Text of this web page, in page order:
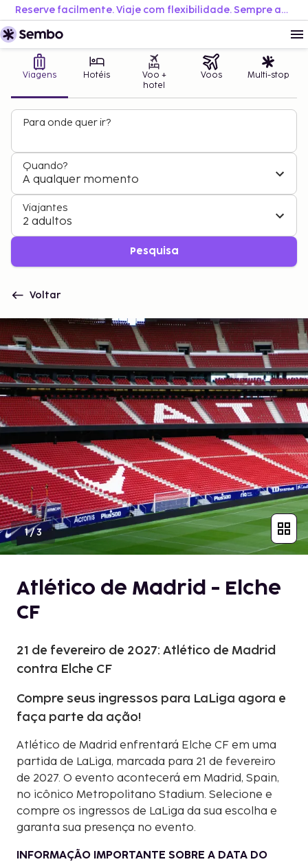
Reserve facilmente. Viaje com flexibilidade. Sempre ao melhor preço.
Viagens Hotéis
Voo +
hotel
Voos Multi-stop
Para onde quer ir?
Quando?
A qualquer momento
Viajantes
2 adultos
Pesquisa
Voltar
1/3
Atlético de Madrid - Elche
CF
21 de fevereiro de 2027: Atlético de Madrid
contra Elche CF
Compre seus ingressos para LaLiga agora e
faça parte da ação!
Atlético de Madrid enfrentará Elche CF em uma
partida de LaLiga, marcada para 21 de fevereiro
de 2027. O evento acontecerá em Madrid, Spain,
no icônico Metropolitano Stadium. Selecione e
compre os ingressos de LaLiga da sua escolha e
garanta sua presença no evento.
INFORMAÇÃO IMPORTANTE SOBRE A DATA DO